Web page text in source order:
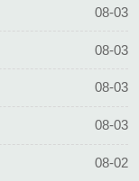
08-03
08-03
08-03
08-03
08-02